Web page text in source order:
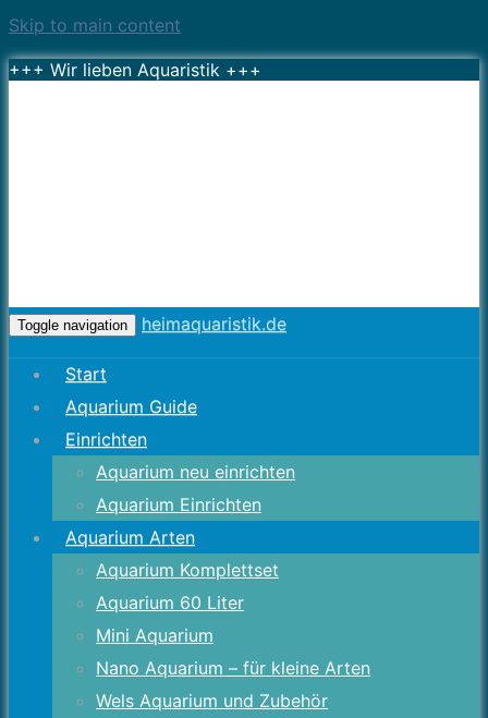
Skip to main content
+++ Wir lieben Aquaristik +++
Toggle navigation heimaquaristik.de
Start
Aquarium Guide
Einrichten
Aquarium neu einrichten
Aquarium Einrichten
Aquarium Arten
Aquarium Komplettset
Aquarium 60 Liter
Mini Aquarium
Nano Aquarium – für kleine Arten
Wels Aquarium und Zubehör